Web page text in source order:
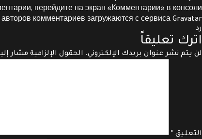
перейдите на экран «Комментарии» в консоли.
комментариев загружаются с сервиса Gravatar
رد
اترك تعليقاً
لن يتم نشر عنوان بريدك الإلكتروني. الحقول الإلزامية مشار
التعليق *